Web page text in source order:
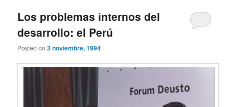
Los problemas internos del
desarrollo: el Perú
Posted on3 noviembre, 1994